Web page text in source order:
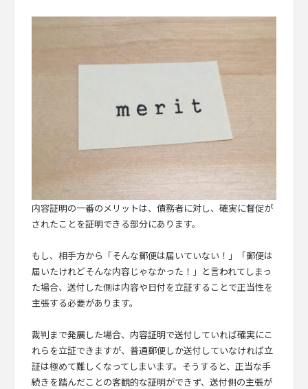
内容証明の一番のメリットは、債務者に対し、確実に督促が
されたことを証明できる部分にあります。
もし、相手方から「そんな郵便は届いていない！」「郵便は
届いたけれどそんな内容じゃなかった！」と言われてしまっ
た場合、送付した側は内容や日付を立証することで正当性を
主張する必要があります。
裁判まで発展した場合、内容証明で送付していれば確実にこ
れらを立証できますが、普通郵便しか送付していなければ立
証は極めて難しくなってしまいます。そうすると、正当な手
続きを踏んだことの客観的な証明ができず、送付側の主張が